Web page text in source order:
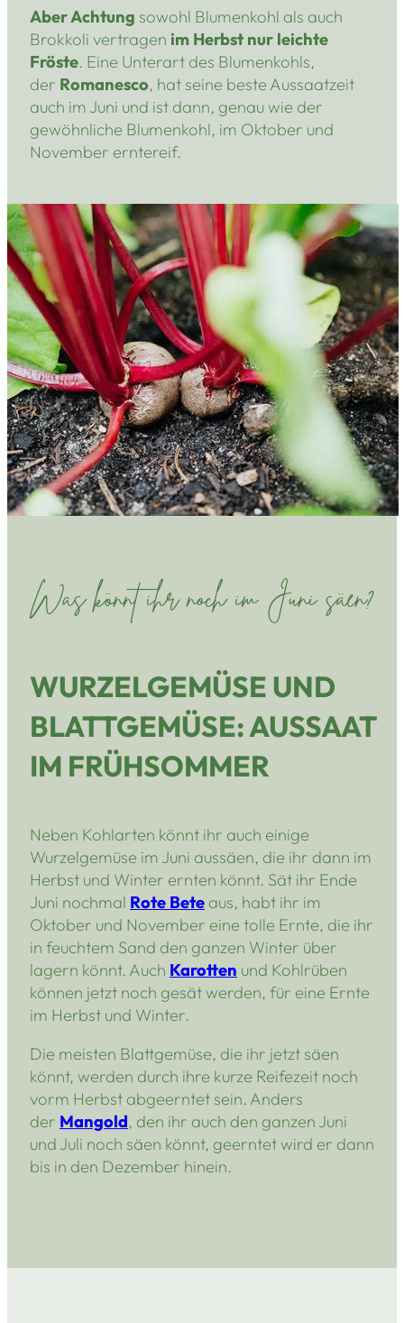
Aber Achtung sowohl Blumenkohl als auch
Brokkoli vertragen im Herbst nur leichte
Fröste. Eine Unterart des Blumenkohls,
der Romanesco, hat seine beste Aussaatzeit
auch im Juni und ist dann, genau wie der
gewöhnliche Blumenkohl, im Oktober und
November erntereif.
Was könnt ihr noch im Juni säen?
WURZELGEMÜSE UND
BLATTGEMÜSE: AUSSAAT
IM FRÜHSOMMER
Neben Kohlarten könnt ihr auch einige
Wurzelgemüse im Juni aussäen, die ihr dann im
Herbst und Winter ernten könnt. Sät ihr Ende
Juni nochmal Rote Bete aus, habt ihr im
Oktober und November eine tolle Ernte, die ihr
in feuchtem Sand den ganzen Winter über
lagern könnt. Auch Karotten und Kohlrüben
können jetzt noch gesät werden, für eine Ernte
im Herbst und Winter.
Die meisten Blattgemüse, die ihr jetzt säen
könnt, werden durch ihre kurze Reifezeit noch
vorm Herbst abgeerntet sein. Anders
der Mangold, den ihr auch den ganzen Juni
und Juli noch säen könnt, geerntet wird er dann
bis in den Dezember hinein.